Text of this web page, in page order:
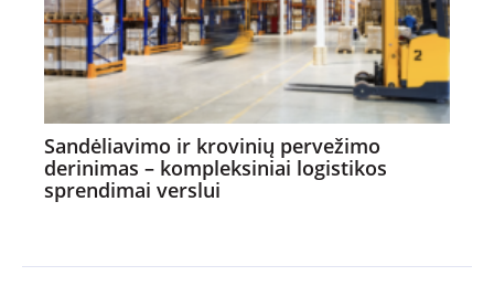
Sandėliavimo ir krovinių pervežimo
derinimas – kompleksiniai logistikos
sprendimai verslui